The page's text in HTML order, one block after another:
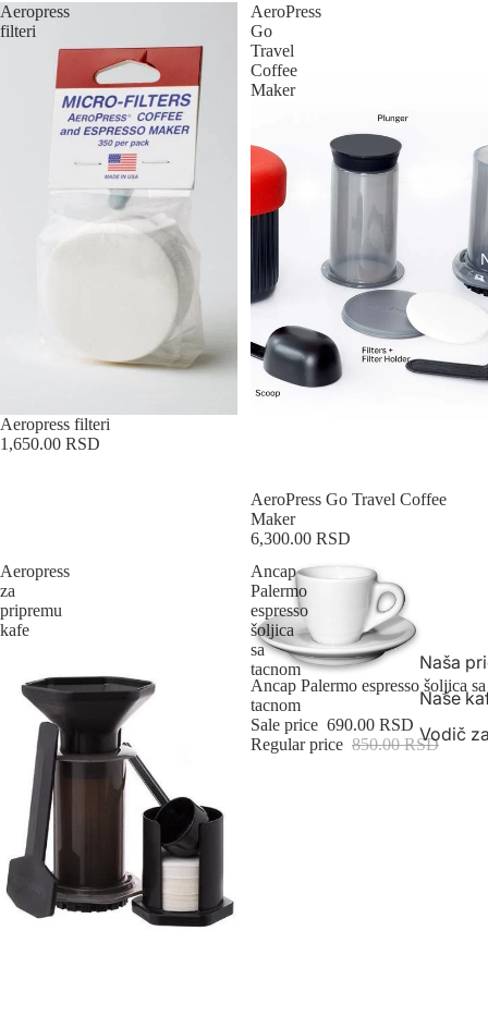
Naša
Naše
Vodič
Aeropress
filteri
Sold out
Aeropress filteri
1,650.00 RSD
AeroPress
Go
Travel
Coffee
Maker
Sold out
AeroPress Go Travel Coffee
Maker
6,300.00 RSD
Aeropress
za
pripremu
kafe
Ancap
Palermo
espresso
šoljica
sa
tacnom
Sale
Ancap Palermo espresso šoljica sa
tacnom
Sale price 690.00 RSD
Regular price 850.00 RSD